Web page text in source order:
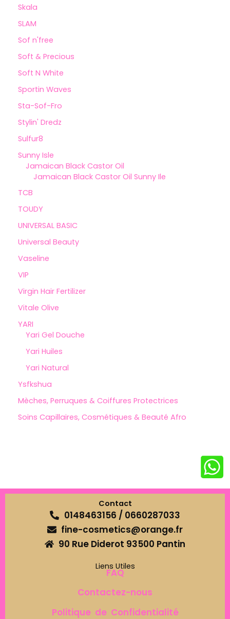
Skala
SLAM
Sof n'free
Soft & Precious
Soft N White
Sportin Waves
Sta-Sof-Fro
Stylin' Dredz
Sulfur8
Sunny Isle
Jamaican Black Castor Oil
Jamaican Black Castor Oil Sunny Ile
TCB
TOUDY
UNIVERSAL BASIC
Universal Beauty
Vaseline
VIP
Virgin Hair Fertilizer
Vitale Olive
YARI
Yari Gel Douche
Yari Huiles
Yari Natural
Ysfkshua
Mèches, Perruques & Coiffures Protectrices
Soins Capillaires, Cosmétiques & Beauté Afro
Contact
0148463156 / 0660287033
fine-cosmetics@orange.fr
90 Rue Diderot 93500 Pantin
Liens Utiles
FAQ
Contactez-nous
Politique de Confidentialité